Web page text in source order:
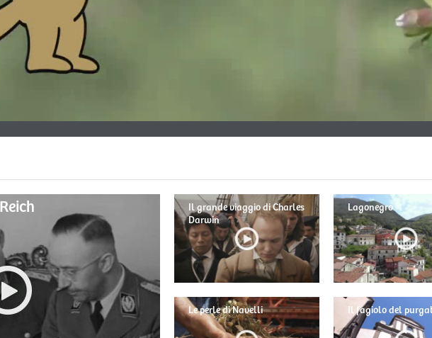
Il grande viaggio di Charles
Darwin
Le perle di Navelli
Lagonegro
Il fagiolo del